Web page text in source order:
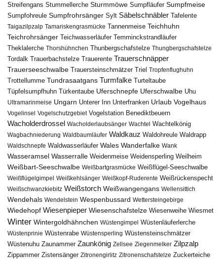
Streifengans Stummellerche Sturmmöwe Sumpfläufer Sumpfmeise
Sumpfohreule Sumpfrohrsänger Sylt Säbelschnäbler Tafelente
Taigazilpzalp Tamariskengrasmücke Tannenmeise Teichhuhn
Teichrohrsänger Teichwasserläufer Temminckstrandläufer
Theklalerche Thorshühnchen Thunbergschafstelze Thungbergschafstelze
Tordalk Trauerbachstelze Trauerente Trauerschnäpper
Trauerseeschwalbe Trauersteinschmätzer Triel Tropfenflughuhn
Trottellumme Tundrasaatgans Turmfalke Turteltaube
Tüpfelsumpfhuhn
Türkentaube Uferschnepfe Uferschwalbe Uhu
Ultramarinmeise Ungarn Unterer Inn Unterfranken Urlaub Vogelhaus
Vogelinsel Vogelschutzgebiet Vogelstation Benediktbeuern
Wacholderdrossel Wacholderlaubsänger Wachtel Wachtelkönig
Wagbachniederung Waldbaumläufer Waldkauz Waldohreule Waldrapp
Waldschnepfe Waldwasserläufer Wales Wanderfalke Wank
Wasseramsel Wasserralle Weidenmeise Weidensperling Weilheim
Weißbart-Seeschwalbe Weißbartgrasmücke Weißflügel-Seeschwalbe
Weißflügelgimpel Weißkehlsänger Weißkopf-Ruderente Weißrückenspecht
Weißschwanzkiebitz Weißstorch Weißwangengans Wellensittich
Wendehals Wendelstein Wespenbussard Wettersteingebirge
Wiedehopf Wiesenpieper Wiesenschafstelze Wiesenweihe Wiesmet
Winter Wintergoldhähnchen Wüstengimpel Wüstenläuferlerche
Wüstenprinie Wüstenrabe Wüstensperling Wüstensteinschmätzer
Wüstenuhu Zaunammer Zaunkönig Zellsee Ziegenmelker Zilpzalp
Zippammer Zistensänger Zitronengirlitz Zitronenschafstelze Zuckerteiche